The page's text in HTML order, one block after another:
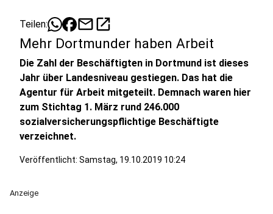
Teilen: mailopen_in_new
Mehr Dortmunder haben Arbeit
Die Zahl der Beschäftigten in Dortmund ist dieses
Jahr über Landesniveau gestiegen. Das hat die
Agentur für Arbeit mitgeteilt. Demnach waren hier
zum Stichtag 1. März rund 246.000
sozialversicherungspflichtige Beschäftigte
verzeichnet.
Veröffentlicht: Samstag, 19.10.2019 10:24
Anzeige